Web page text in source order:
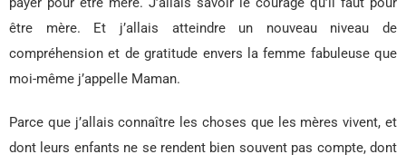
être mère. Et j’allais atteindre un nouveau niveau de
compréhension et de gratitude envers la femme fabuleuse que
moi-même j’appelle Maman.
Parce que j’allais connaître les choses que les mères vivent, et
dont leurs enfants ne se rendent bien souvent pas compte, dont